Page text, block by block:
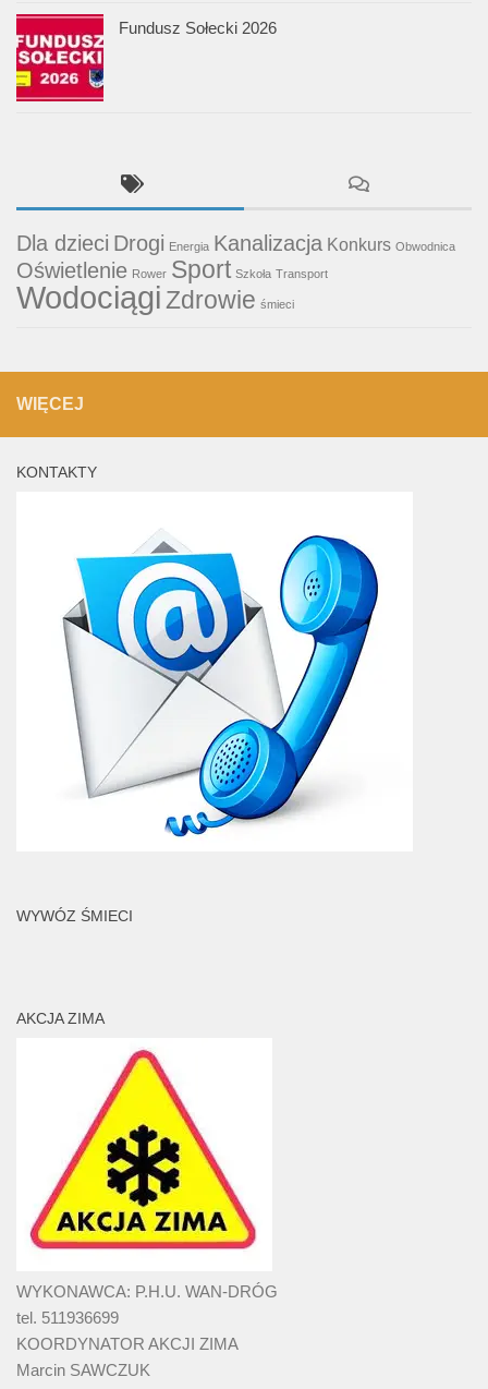
Fundusz Sołecki 2026
Dla dzieci Drogi Energia Kanalizacja Konkurs Obwodnica
Oświetlenie Rower Sport Szkoła Transport
WodociągiZdrowie śmieci
WIĘCEJ
KONTAKTY
WYWÓZ ŚMIECI
AKCJA ZIMA
WYKONAWCA: P.H.U. WAN-DRÓG
tel. 511936699
KOORDYNATOR AKCJI ZIMA
Marcin SAWCZUK